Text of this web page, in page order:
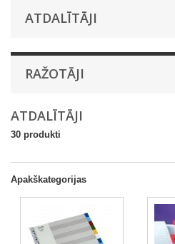
ATDALĪTĀJI
RAŽOTĀJI
ATDALĪTĀJI
30 produkti
Apakškategorijas